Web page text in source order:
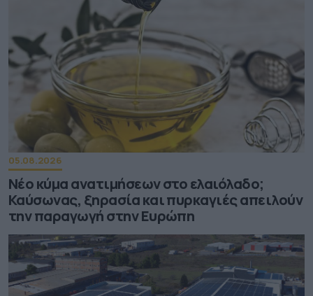
05.08.2026
Νέο κύμα ανατιμήσεων στο ελαιόλαδο;
Καύσωνας, ξηρασία και πυρκαγιές απειλούν
την παραγωγή στην Ευρώπη